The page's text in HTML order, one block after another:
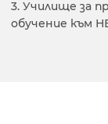
3. Училище за
обучение към